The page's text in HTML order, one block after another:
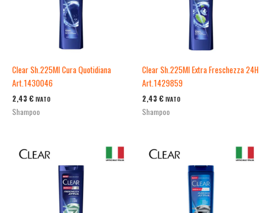
Clear Sh.225Ml Cura Quotidiana
Art.1430046
2,43 € IVATO
Shampoo
Clear Sh.225Ml Extra Freschezza 24H
Art.1429859
2,43 € IVATO
Shampoo